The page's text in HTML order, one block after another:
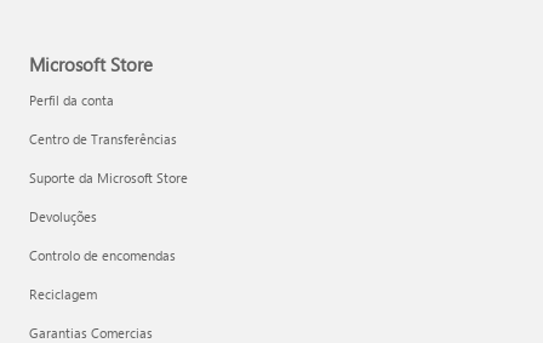
Microsoft Store
Perfil da conta
Centro de Transferências
Suporte da Microsoft Store
Devoluções
Controlo de encomendas
Reciclagem
Garantias Comercias